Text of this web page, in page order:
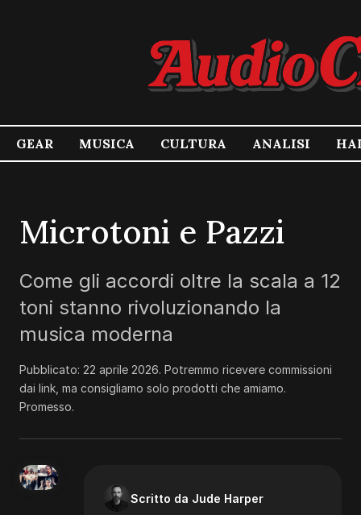
GEAR MUSICA CULTURA ANALISI
Microtoni e Pazzi
Come gli accordi oltre la scala a 12
toni stanno rivoluzionando la
musica moderna
Pubblicato: 22 aprile 2026. Potremmo ricevere commissioni
dai link, ma consigliamo solo prodotti che amiamo.
Promesso.
Scritto da Jude Harper